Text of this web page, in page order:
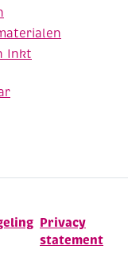
Inkt
Privacy
statement